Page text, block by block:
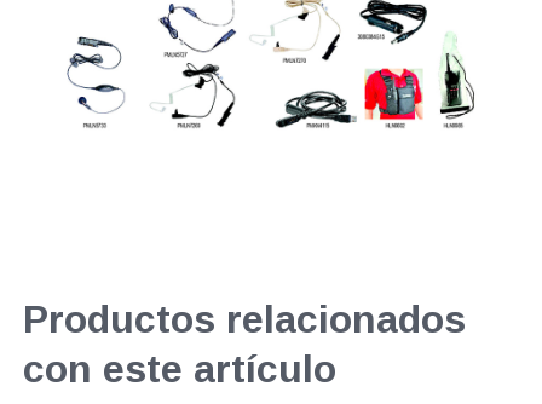
Productos relacionados
con este artículo